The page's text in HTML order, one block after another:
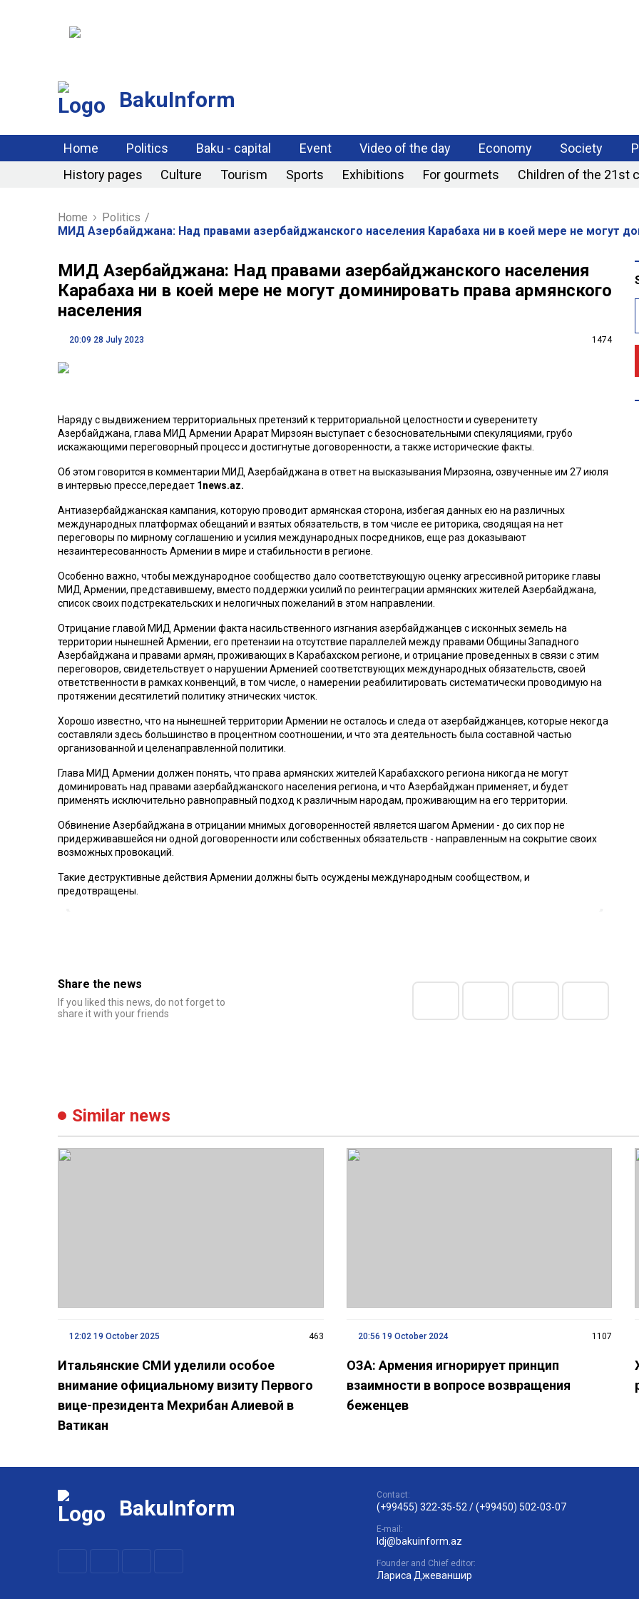
BakuInform
Home Politics Baku - capital Event Video of the day Economy Society
History pages
Culture Tourism Sports Exhibitions For gourmets Children of the 21st
Home Politics /
МИД Азербайджана: Над правами азербайджанского населения Карабаха ни в коей мере не могут
МИД Азербайджана: Над правами азербайджанского населения
Карабаха ни в коей мере не могут доминировать права армянского
населения
20:09 28 July 2023 1474
Наряду с выдвижением территориальных претензий к территориальной целостности и суверенитету
Азербайджана, глава МИД Армении Арарат Мирзоян выступает с безосновательными спекуляциями, грубо
искажающими переговорный процесс и достигнутые договоренности, а также исторические факты.
Об этом говорится в комментарии МИД Азербайджана в ответ на высказывания Мирзояна, озвученные им 27 июля
в интервью прессе,передает 1news.az.
Антиазербайджанская кампания, которую проводит армянская сторона, избегая данных ею на различных
международных платформах обещаний и взятых обязательств, в том числе ее риторика, сводящая на нет
переговоры по мирному соглашению и усилия международных посредников, еще раз доказывают
незаинтересованность Армении в мире и стабильности в регионе.
Особенно важно, чтобы международное сообщество дало соответствующую оценку агрессивной риторике главы
МИД Армении, представившему, вместо поддержки усилий по реинтеграции армянских жителей Азербайджана,
список своих подстрекательских и нелогичных пожеланий в этом направлении.
Отрицание главой МИД Армении факта насильственного изгнания азербайджанцев с исконных земель на
территории нынешней Армении, его претензии на отсутствие параллелей между правами Общины Западного
Азербайджана и правами армян, проживающих в Карабахском регионе, и отрицание проведенных в связи с этим
переговоров, свидетельствует о нарушении Арменией соответствующих международных обязательств, своей
ответственности в рамках конвенций, в том числе, о намерении реабилитировать систематически проводимую на
протяжении десятилетий политику этнических чисток.
Хорошо известно, что на нынешней территории Армении не осталось и следа от азербайджанцев, которые некогда
составляли здесь большинство в процентном соотношении, и что эта деятельность была составной частью
организованной и целенаправленной политики.
Глава МИД Армении должен понять, что права армянских жителей Карабахского региона никогда не могут
доминировать над правами азербайджанского населения региона, и что Азербайджан применяет, и будет
применять исключительно равноправный подход к различным народам, проживающим на его территории.
Обвинение Азербайджана в отрицании мнимых договоренностей является шагом Армении - до сих пор не
придерживавшейся ни одной договоренности или собственных обязательств - направленным на сокрытие своих
возможных провокаций.
Такие деструктивные действия Армении должны быть осуждены международным сообществом, и
предотвращены.
Share the news
If you liked this news, do not forget to
share it with your friends
Similar news
12:02 19 October 2025 463
Итальянские СМИ уделили особое
внимание официальному визиту Первого
вице-президента Мехрибан Алиевой в
Ватикан
20:56 19 October 2024 1107
ОЗА: Армения игнорирует принцип
взаимности в вопросе возвращения
беженцев
BakuInform
Contact:
(+99455) 322-35-52 /(+99450) 502-03-07
E-mail:
ldj@bakuinform.az
Founder and Chief editor:
Лариса Джеваншир